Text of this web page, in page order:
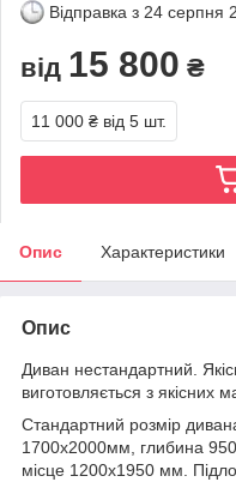
Відправка з 24 серпня
від 15 800 ₴
11 000 ₴ від 5 шт.
Опис Характеристики
Опис
Диван нестандартний.
виготовляється з якісних
Стандартний розмір
1700х2000мм, глибина
місце 1200х1950 мм.